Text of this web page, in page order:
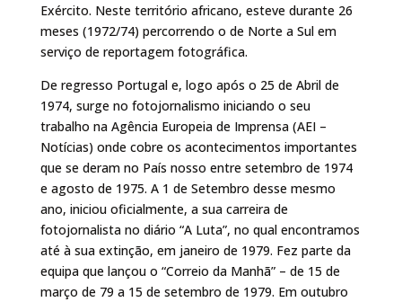
Exército. Neste território africano, esteve durante 26
meses (1972/74) percorrendo o de Norte a Sul em
serviço de reportagem fotográfica.
De regresso Portugal e, logo após o 25 de Abril de
1974, surge no fotojornalismo iniciando o seu
trabalho na Agência Europeia de Imprensa (AEI –
Notícias) onde cobre os acontecimentos importantes
que se deram no País nosso entre setembro de 1974
e agosto de 1975. A 1 de Setembro desse mesmo
ano, iniciou oficialmente, a sua carreira de
fotojornalista no diário “A Luta”, no qual encontramos
até à sua extinção, em janeiro de 1979. Fez parte da
equipa que lançou o “Correio da Manhã” – de 15 de
março de 79 a 15 de setembro de 1979. Em outubro